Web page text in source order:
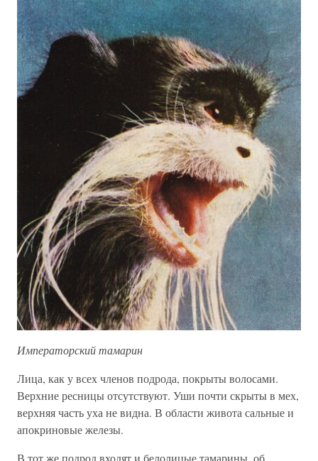
Императорский тамарин
Лица, как у всех членов подрода, покрыты волосами.
Верхние ресницы отсутствуют. Уши почти скрыты в мех,
верхняя часть уха не видна. В области живота сальные и
апокриновые железы.
В тот же подрод входят и белолицые тамарины, об